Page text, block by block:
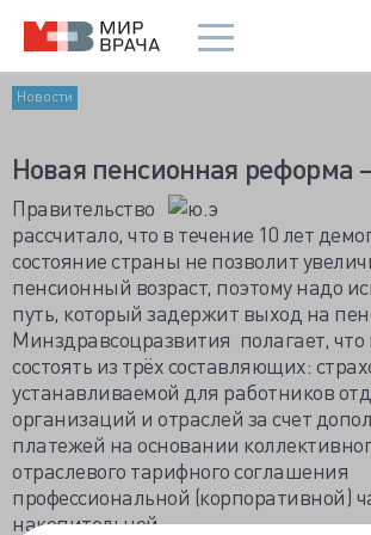
Новости
Новая пенсионная реформа
Правительство
рассчитало, что в течение 10 лет
состояние страны не позволит
пенсионный возраст, поэтому надо
путь, который задержит выход на
Минздравсоцразвития полагает,
состоять из трёх составляющих:
устанавливаемой для работников
организаций и отраслей за счет
платежей на основании
отраслевого тарифного соглашения
профессиональной (корпоративной)
накопительной.